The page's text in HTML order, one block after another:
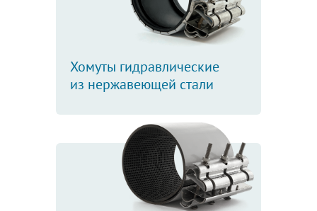
Хомуты гидравлические
из нержавеющей стали